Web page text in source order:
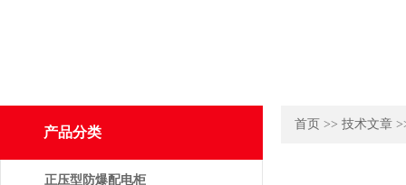
首页 >> 技术文章
产品分类
正压型防爆配电柜